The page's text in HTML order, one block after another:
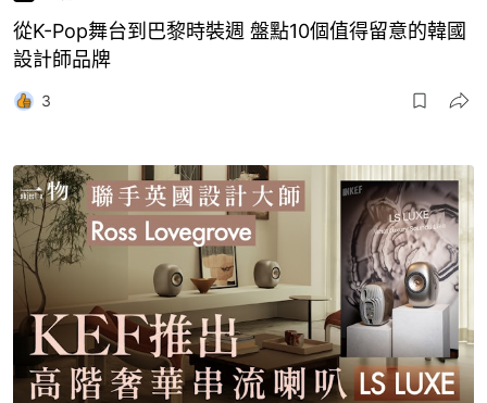
從K-Pop舞台到巴黎時裝週 盤點10個值得留意的韓國
設計師品牌
3